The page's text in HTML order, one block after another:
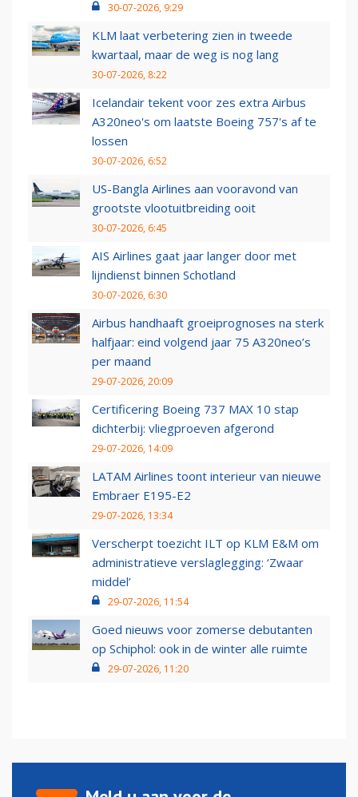
30-07-2026, 9:29
KLM laat verbetering zien in tweede
kwartaal, maar de weg is nog lang
30-07-2026, 8:22
Icelandair tekent voor zes extra Airbus
A320neo's om laatste Boeing 757's af te
lossen
30-07-2026, 6:52
US-Bangla Airlines aan vooravond van
grootste vlootuitbreiding ooit
30-07-2026, 6:45
AIS Airlines gaat jaar langer door met
lijndienst binnen Schotland
30-07-2026, 6:30
Airbus handhaaft groeiprognoses na sterk
halfjaar: eind volgend jaar 75 A320neo’s
per maand
29-07-2026, 20:09
Certificering Boeing 737 MAX 10 stap
dichterbij: vliegproeven afgerond
29-07-2026, 14:09
LATAM Airlines toont interieur van nieuwe
Embraer E195-E2
29-07-2026, 13:34
Verscherpt toezicht ILT op KLM E&M om
administratieve verslaglegging: ‘Zwaar
middel’
29-07-2026, 11:54
Goed nieuws voor zomerse debutanten
op Schiphol: ook in de winter alle ruimte
29-07-2026, 11:20